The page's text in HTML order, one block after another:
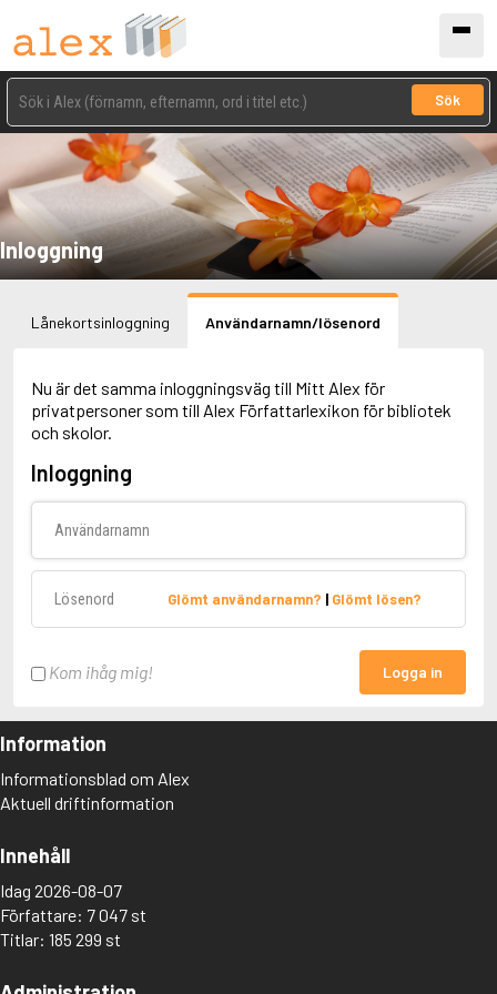
Sök
Inloggning
Lånekortsinloggning Användarnamn/lösenord
Nu är det samma inloggningsväg till Mitt Alex för
privatpersoner som till Alex Författarlexikon för bibliotek
och skolor.
Inloggning
Glömt användarnamn? | Glömt lösen?
Kom ihåg mig! Logga in
Information
Informationsblad om Alex
Aktuell driftinformation
Innehåll
Idag 2026-08-07
Författare: 7 047 st
Titlar: 185 299 st